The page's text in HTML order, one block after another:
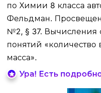
по Химии 8 класса
Фельдман.
№2, § 37. Вычисления
понятий «количество
масса».
Ура! Есть